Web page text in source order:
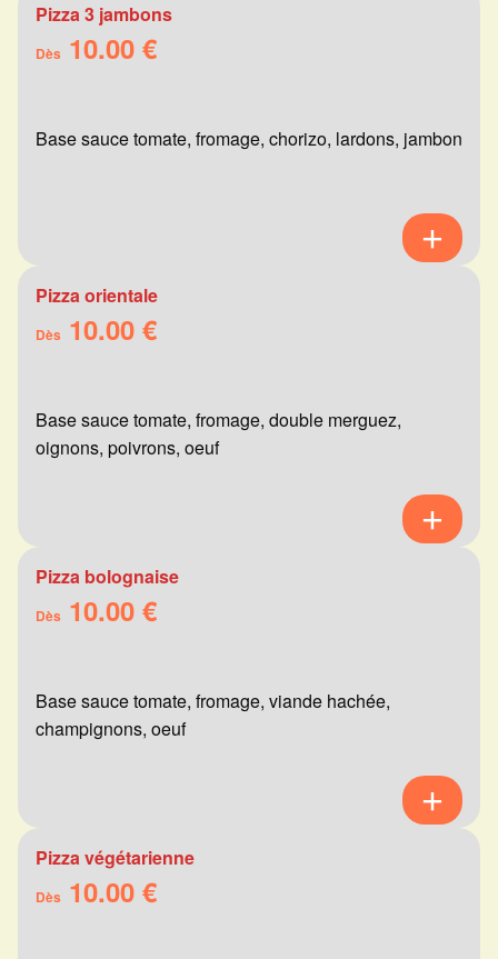
Pizza 3 jambons
Dès 10.00 €
Base sauce tomate, fromage, chorizo, lardons, jambon
Pizza orientale
Dès 10.00 €
Base sauce tomate, fromage, double merguez,
oignons, poivrons, oeuf
Pizza bolognaise
Dès 10.00 €
Base sauce tomate, fromage, viande hachée,
champignons, oeuf
Pizza végétarienne
Dès 10.00 €